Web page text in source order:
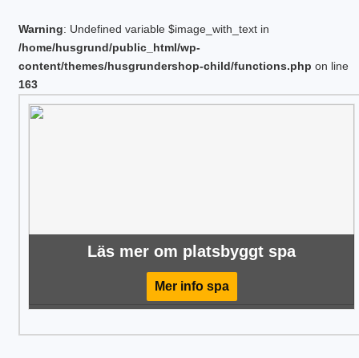
Warning: Undefined variable $image_with_text in
/home/husgrund/public_html/wp-
content/themes/husgrundershop-child/functions.php on line
163
Läs mer om platsbyggt spa
Mer info spa